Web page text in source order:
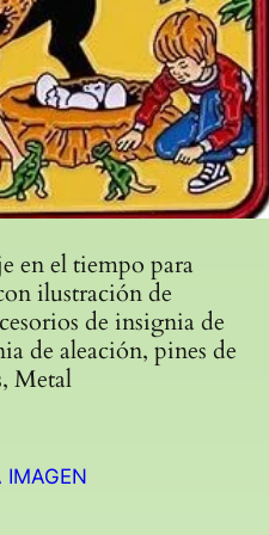
en el tiempo para
ilustración de
de insignia de
de aleación, pines de
Metal
IMAGEN